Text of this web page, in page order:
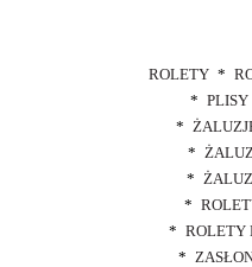
ROLETY
PLISY
ROLETY